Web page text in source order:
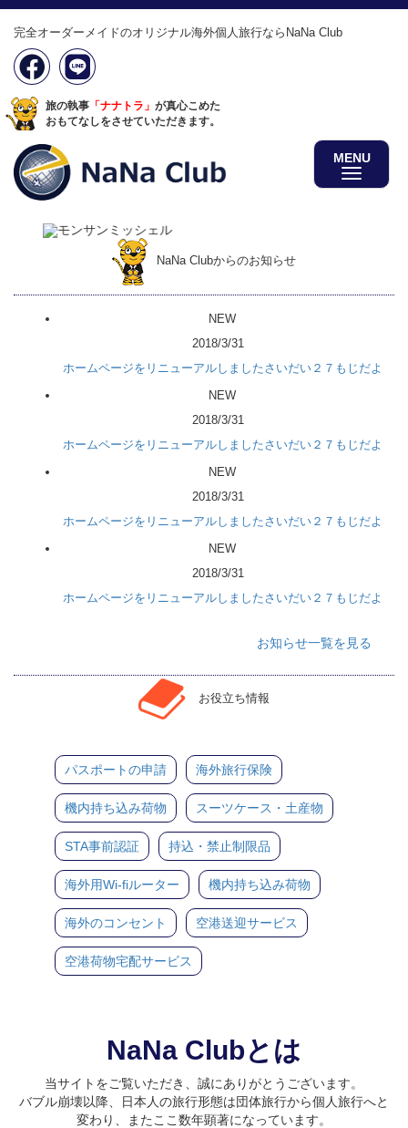
完全オーダーメイドのオリジナル海外個人旅行ならNaNa Club
旅の執事 「ナナトラ」 が真心こめた
おもてなしをさせていただきます。
MENU
NaNa Clubからのお知らせ
NEW
2018/3/31
ホームページをリニューアルしましたさいだい２７もじだよ
NEW
2018/3/31
ホームページをリニューアルしましたさいだい２７もじだよ
NEW
2018/3/31
ホームページをリニューアルしましたさいだい２７もじだよ
NEW
2018/3/31
ホームページをリニューアルしましたさいだい２７もじだよ
お知らせ一覧を見る
お役立ち情報
パスポートの申請 海外旅行保険
機内持ち込み荷物 スーツケース・土産物
STA事前認証 持込・禁止制限品
海外用Wi-fiルーター 機内持ち込み荷物
海外のコンセント 空港送迎サービス
空港荷物宅配サービス
NaNa Clubとは
当サイトをご覧いただき、誠にありがとうございます。
バブル崩壊以降、日本人の旅行形態は団体旅行から個人旅行へと
変わり、またここ数年顕著になっています。